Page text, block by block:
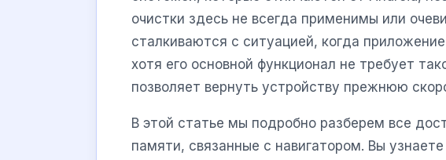
очистки здесь не всегда применимы или
сталкиваются с ситуацией, когда
хотя его основной функционал не требует
позволяет вернуть устройству прежнюю
В этой статье мы подробно разберем все
памяти, связанные с навигатором. Вы